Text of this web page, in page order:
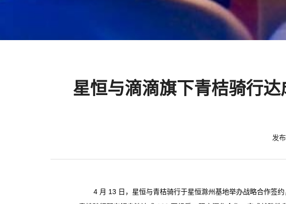
星恒与滴滴旗下青桔骑行
发
4 月 13 日，星恒与青桔骑行于星恒滁州基地举办战略合作签